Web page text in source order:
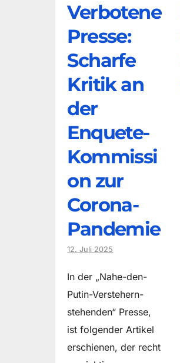
Verbotene
Presse:
Scharfe
Kritik an
der
Enquete-
Kommissi
on zur
Corona-
Pandemie
12. Juli 2025
In der „Nahe-den-
Putin-Verstehern-
stehenden“ Presse,
ist folgender Artikel
erschienen, der recht